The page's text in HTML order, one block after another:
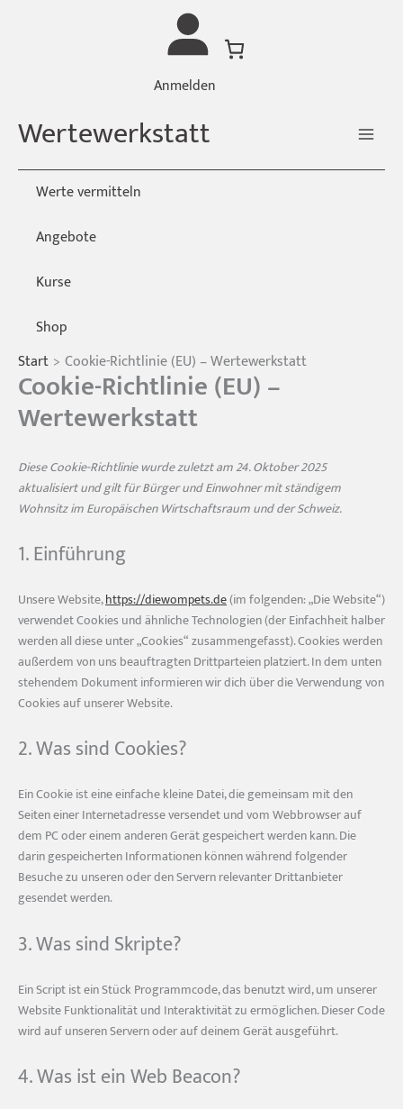
Anmelden
Wertewerkstatt
Werte vermitteln
Angebote
Kurse
Shop
Start
Cookie-Richtlinie (EU) – Wertewerkstatt
Cookie-Richtlinie (EU) –
Wertewerkstatt
Diese Cookie-Richtlinie wurde zuletzt am 24. Oktober 2025
aktualisiert und gilt für Bürger und Einwohner mit ständigem
Wohnsitz im Europäischen Wirtschaftsraum und der Schweiz.
1. Einführung
Unsere Website,https://diewompets.de(im folgenden: „Die Website“)
verwendet Cookies und ähnliche Technologien (der Einfachheit halber
werden all diese unter „Cookies“ zusammengefasst). Cookies werden
außerdem von uns beauftragten Drittparteien platziert. In dem unten
stehendem Dokument informieren wir dich über die Verwendung von
Cookies auf unserer Website.
2. Was sind Cookies?
Ein Cookie ist eine einfache kleine Datei, die gemeinsam mit den
Seiten einer Internetadresse versendet und vom Webbrowser auf
dem PC oder einem anderen Gerät gespeichert werden kann. Die
darin gespeicherten Informationen können während folgender
Besuche zu unseren oder den Servern relevanter Drittanbieter
gesendet werden.
3. Was sind Skripte?
Ein Script ist ein Stück Programmcode, das benutzt wird, um unserer
Website Funktionalität und Interaktivität zu ermöglichen. Dieser Code
wird auf unseren Servern oder auf deinem Gerät ausgeführt.
4. Was ist ein Web Beacon?